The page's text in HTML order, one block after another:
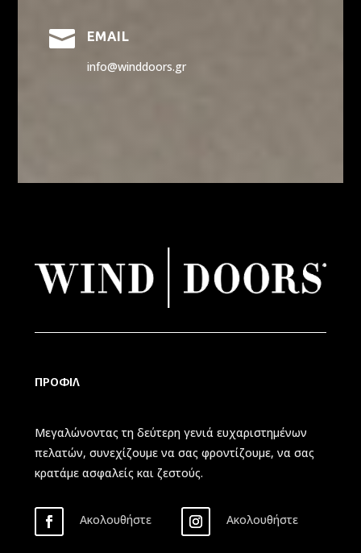
 EMAIL
info@winddoors.gr
ΠΡΟΦΙΛ
Μεγαλώνοντας τη δεύτερη γενιά ευχαριστημένων
πελατών, συνεχίζουμε να σας φροντίζουμε, να σας
κρατάμε ασφαλείς και ζεστούς.
Ακολουθήστε Ακολουθήστε